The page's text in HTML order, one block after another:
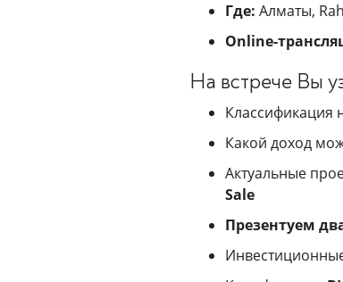
Где: Алматы,
Online-
На встрече Вы
Классификация
Какой доход
Актуальные
Sale
Презентуем